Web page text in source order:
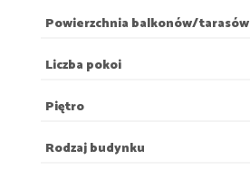
Powierzchnia balkonów/tarasów
Liczba pokoi
Piętro
Rodzaj budynku